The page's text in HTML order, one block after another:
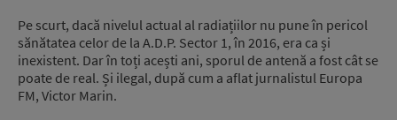
Pe scurt, dacă nivelul actual al radiațiilor nu pune în pericol
sănătatea celor de la A.D.P. Sector 1, în 2016, era ca și
inexistent. Dar în toți acești ani, sporul de antenă a fost cât se
poate de real. Și ilegal, după cum a aflat jurnalistul Europa
FM, Victor Marin.